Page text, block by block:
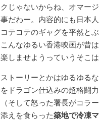
クじゃないからね、オマー
事だわー。内容的にも日本
コテコテのギャグを平然と
こんなゆるい香港映画が昔
楽しませようっていうそこ
ストーリーとかはゆるゆる
をドラゴン仕込みの超格闘
（そして怒った署長がコラ
添えを食らった築地で冷凍